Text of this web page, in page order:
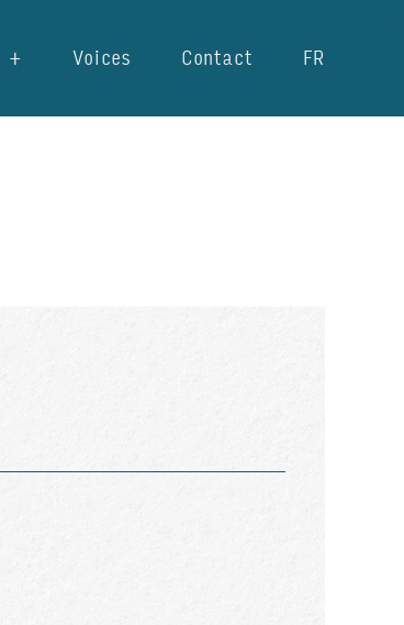
Voices Contact FR